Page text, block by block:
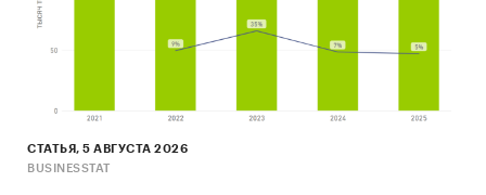
годах (max, min цена - среди цен по
регионам федерального округа)
2025 в федеральном округе
Уровень инфляции на товар (услугу)в ФО к
СТАТЬЯ, 5 АВГУСТА 2026
BUSINESSTAT